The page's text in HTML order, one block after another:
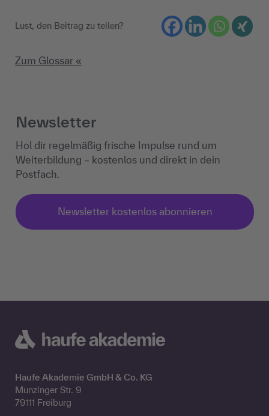
Lust, den Beitrag zu teilen?
Zum Glossar «
Newsletter
Hol dir regelmäßig frische Impulse rund um
Weiterbildung – kostenlos und direkt in dein
Postfach.
Newsletter kostenlos abonnieren
Haufe Akademie GmbH & Co. KG
Munzinger Str. 9
79111 Freiburg